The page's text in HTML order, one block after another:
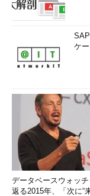
ケ
データベースウォッチ
返る2015年、「次に“